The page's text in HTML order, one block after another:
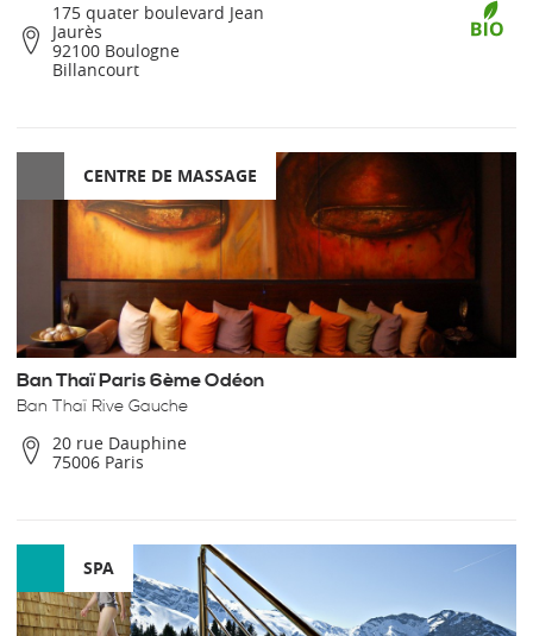
175 quater boulevard Jean
Jaurès
92100 Boulogne
Billancourt
CENTRE DE MASSAGE
Ban Thaï Paris 6ème Odéon
Ban Thaï Rive Gauche
20 rue Dauphine
75006 Paris
SPA